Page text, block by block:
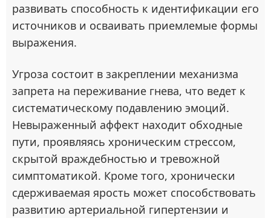
развивать способность к идентификации его
источников и осваивать приемлемые формы
выражения.
Угроза состоит в закреплении механизма
запрета на переживание гнева, что ведет к
систематическому подавлению эмоций.
Невыраженный аффект находит обходные
пути, проявляясь хроническим стрессом,
скрытой враждебностью и тревожной
симптоматикой. Кроме того, хронически
сдерживаемая ярость может способствовать
развитию артериальной гипертензии и